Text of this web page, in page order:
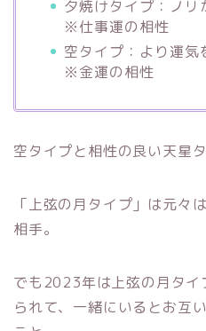
夕焼けタイプ：ノリ
※仕事運の相性
空タイプ：より運気
※金運の相性
空タイプと相性の良い天星
「上弦の月タイプ」は元々
相手。
でも2023年は上弦の月タイ
られて、一緒にいるとお互